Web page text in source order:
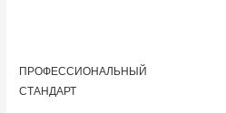
ПРОФЕССИОНАЛЬНЫЙ
СТАНДАРТ